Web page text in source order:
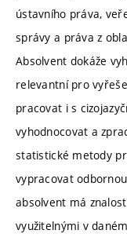
ústavního práva,
správy a práva z
Absolvent dokáže
relevantní pro
pracovat i s
vyhodnocovat a
statistické metody
vypracovat
absolvent má
využitelnými v